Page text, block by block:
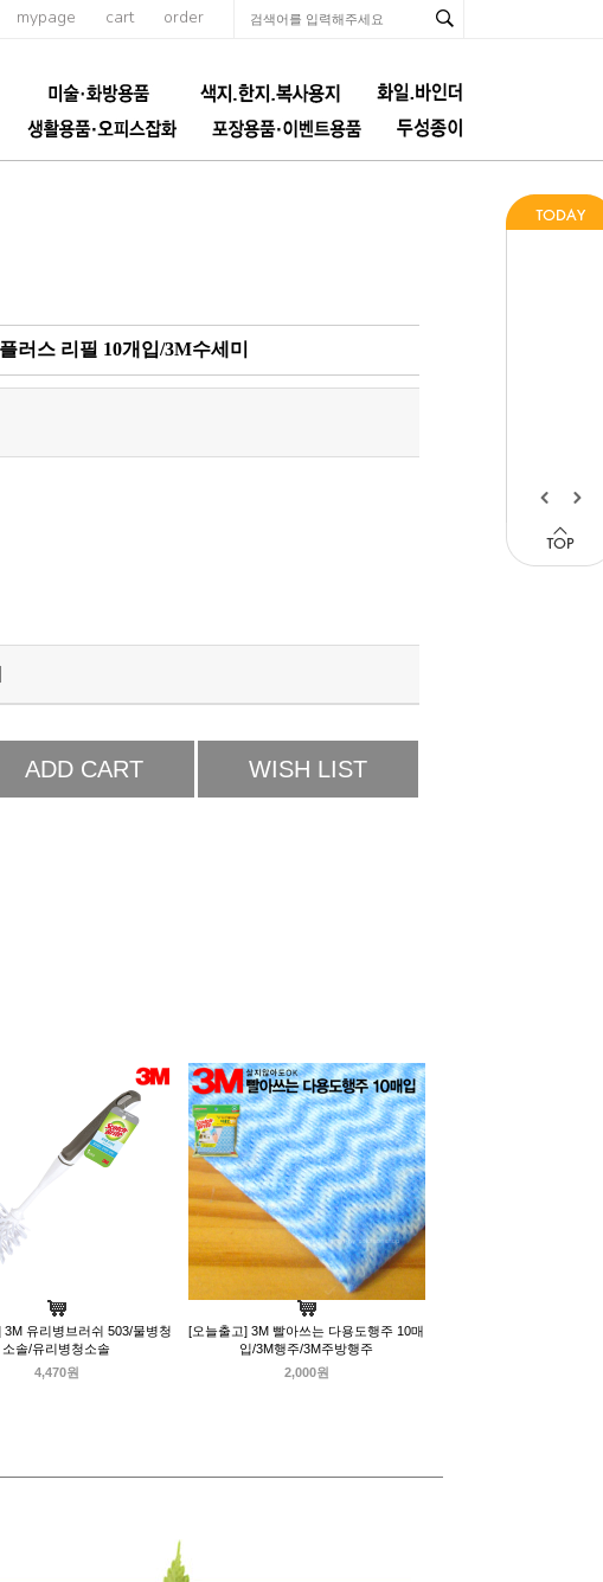
mypage cart order
러스 리필 10개입/3M수세미
ADD CART WISH LIST
3M 유리병브러쉬 503/물병청
소솔/유리병청소솔
4,470원
[오늘출고] 3M 빨아쓰는 다용도행주 10매
입/3M행주/3M주방행주
2,000원